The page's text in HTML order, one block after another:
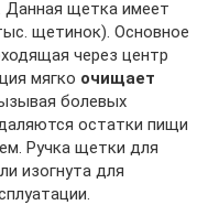
Данная щетка имеет
щетинок). Основное
через центр
мягко очищает
болевых
остатки пищи
Ручка щетки для
изогнута для